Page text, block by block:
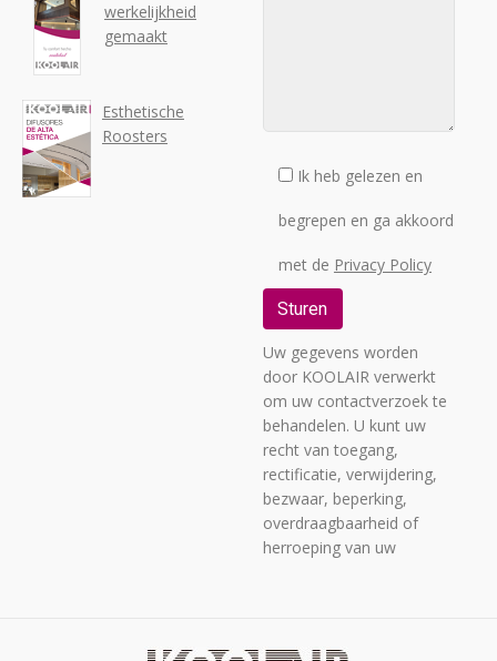
werkelijkheid
gemaakt
Esthetische
Roosters
Ik heb gelezen en
begrepen en ga akkoord
met de Privacy Policy
Uw gegevens worden
door KOOLAIR verwerkt
om uw contactverzoek te
behandelen. U kunt uw
recht van toegang,
rectificatie, verwijdering,
bezwaar, beperking,
overdraagbaarheid of
herroeping van uw
INDUSTRIAL Nº 2 "LA